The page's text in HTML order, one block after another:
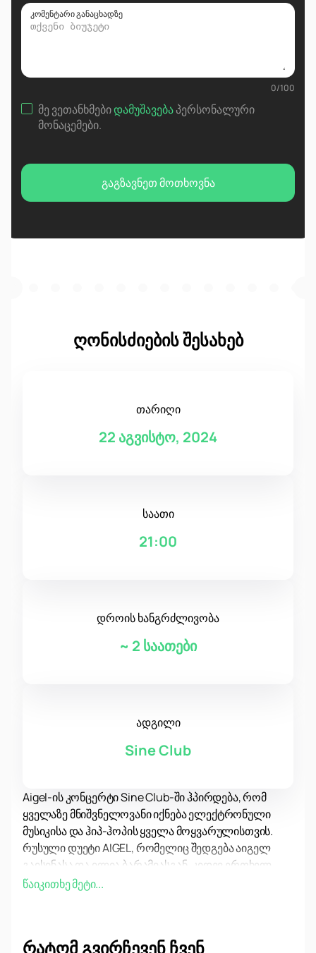
კომენტარი განაცხადზე
0/100
მე ვეთანხმებიდამუშავებაპერსონალური
მონაცემები.
გაგზავნეთ მოთხოვნა
ღონისძიების შესახებ
თარიღი
22 აგვისტო, 2024
საათი
21:00
დროის ხანგრძლივობა
~ 2 საათები
ადგილი
Sine Club
Aigel-ის კონცერტი Sine Club-ში ჰპირდება, რომ
ყველაზე მნიშვნელოვანი იქნება ელექტრონული
მუსიკისა და ჰიპ-ჰოპის ყველა მოყვარულისთვის.
რუსული დუეტი AIGEL, რომელიც შედგება აიგელ
გაისინასა და ილია ბარამიასგან, კიდევ ერთხელ
გაახარებს თავის თაყვანისმცემლებს თავისი
და მყუდრო გარემოთი. ადგილი აღჭურვილია
წაიკითხე მეტი...
რატომ გვირჩევენ ჩვენ